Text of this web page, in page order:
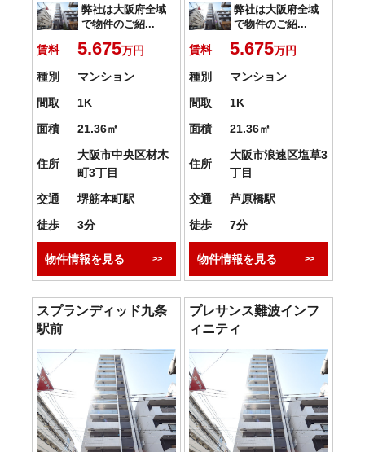
弊社は大阪府全域
で物件のご紹...
賃料 5.675万円
種別
マンション
間取
1K
面積
21.36㎡
住所
大阪市中央区材木
町3丁目
交通
堺筋本町駅
徒歩
3分
物件情報を見る
弊社は大阪府全域
で物件のご紹...
賃料 5.675万円
種別
マンション
間取
1K
面積
21.36㎡
住所
大阪市浪速区塩草3
丁目
交通
芦原橋駅
徒歩
7分
物件情報を見る
スプランディッド九条
駅前
プレサンス難波インフ
ィニティ